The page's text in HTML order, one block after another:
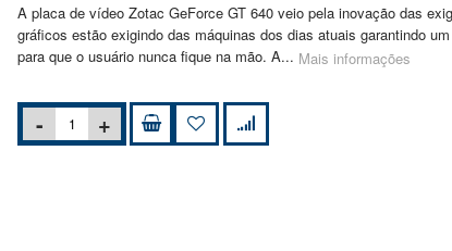
A placa de vídeo Zotac GeForce GT 640 veio pela inovação das
gráficos estão exigindo das máquinas dos dias atuais garantindo
para que o usuário nunca fique na mão. A... Mais informações